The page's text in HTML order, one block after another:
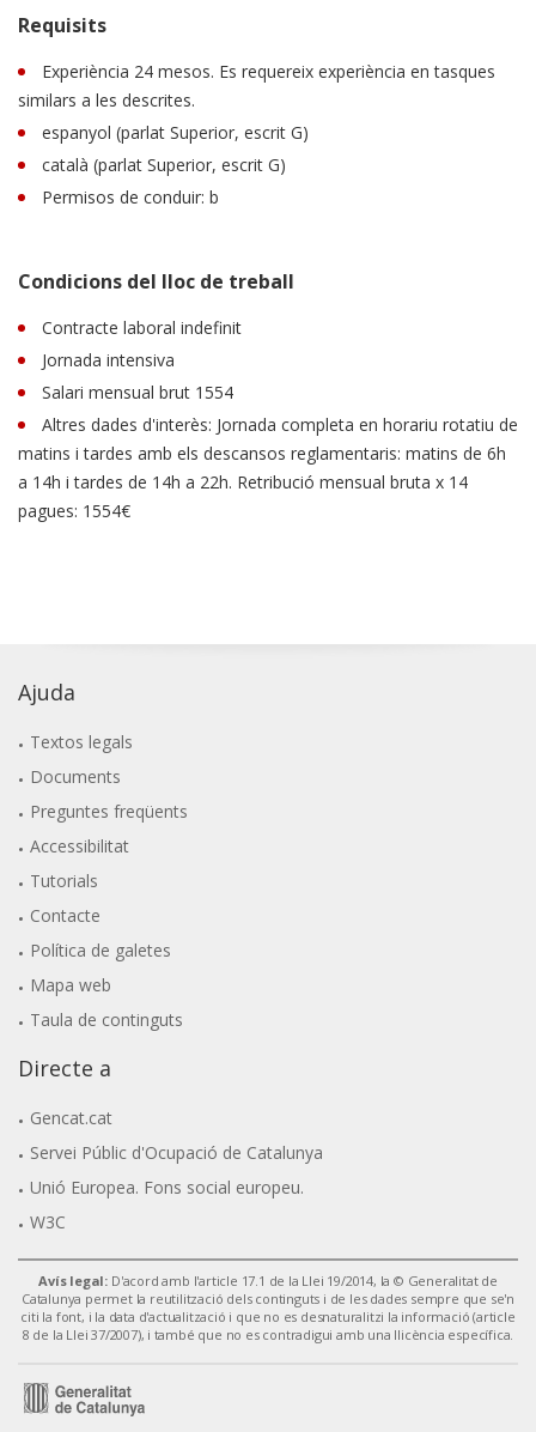
Requisits
Experiència 24 mesos. Es requereix experiència en tasques
similars a les descrites.
espanyol (parlat Superior, escrit G)
català (parlat Superior, escrit G)
Permisos de conduir: b
Condicions del lloc de treball
Contracte laboral indefinit
Jornada intensiva
Salari mensual brut 1554
Altres dades d'interès: Jornada completa en horariu rotatiu de
matins i tardes amb els descansos reglamentaris: matins de 6h
a 14h i tardes de 14h a 22h. Retribució mensual bruta x 14
pagues: 1554€
Ajuda
Textos legals
Documents
Preguntes freqüents
Accessibilitat
Tutorials
Contacte
Política de galetes
Mapa web
Taula de continguts
Directe a
Gencat.cat
Servei Públic d'Ocupació de Catalunya
Unió Europea. Fons social europeu.
W3C
Avís legal: D'acord amb l'article 17.1 de la Llei 19/2014, la © Generalitat de
Catalunya permet la reutilització dels continguts i de les dades sempre que se'n
citi la font, i la data d'actualització i que no es desnaturalitzi la informació (article
8 de la Llei 37/2007), i també que no es contradigui amb una llicència específica.